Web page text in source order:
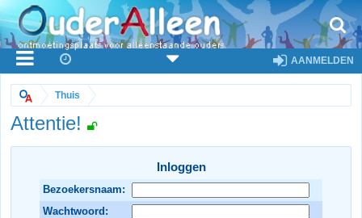
AANMELDEN
Thuis
Attentie!
Inloggen
Bezoekersnaam:
Wachtwoord: